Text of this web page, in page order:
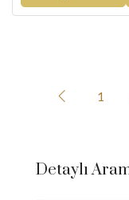
1
Detaylı